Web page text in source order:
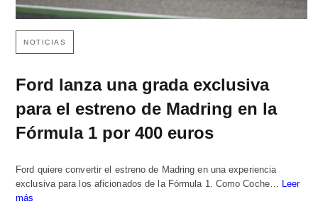
NOTICIAS
Ford lanza una grada exclusiva
para el estreno de Madring en la
Fórmula 1 por 400 euros
Ford quiere convertir el estreno de Madring en una experiencia
exclusiva para los aficionados de la Fórmula 1. Como Coche… Leer
más